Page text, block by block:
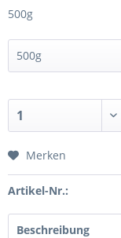
500g
Merken
Artikel-Nr.:
Beschreibung